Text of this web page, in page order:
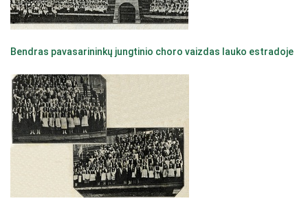
Bendras pavasarininkų jungtinio choro vaizdas lauko estradoje